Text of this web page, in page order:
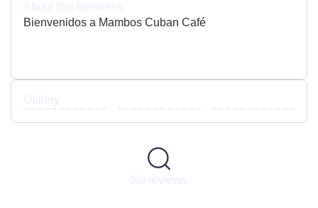
About this business
Bienvenidos a Mambos Cuban Café
Gallery
No reviews